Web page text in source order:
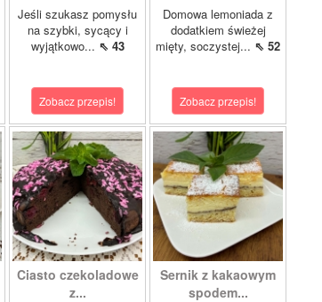
Jeśli szukasz pomysłu
na szybki, sycący i
wyjątkowo... ⇖ 43
Zobacz przepis!
Domowa lemoniada z
dodatkiem świeżej
mięty, soczystej... ⇖ 52
Zobacz przepis!
Ciasto czekoladowe
z...
Sernik z kakaowym
spodem...